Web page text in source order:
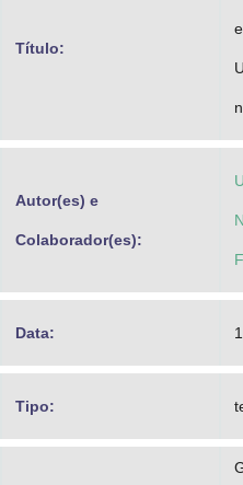
Título:
Autor(es) e
Colaborador(es):
Data:
Tipo: